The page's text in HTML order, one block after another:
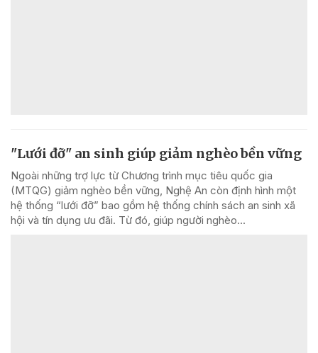
"Lưới đỡ" an sinh giúp giảm nghèo bền vững
Ngoài những trợ lực từ Chương trình mục tiêu quốc gia
(MTQG) giảm nghèo bền vững, Nghệ An còn định hình một
hệ thống “lưới đỡ” bao gồm hệ thống chính sách an sinh xã
hội và tín dụng ưu đãi. Từ đó, giúp người nghèo...